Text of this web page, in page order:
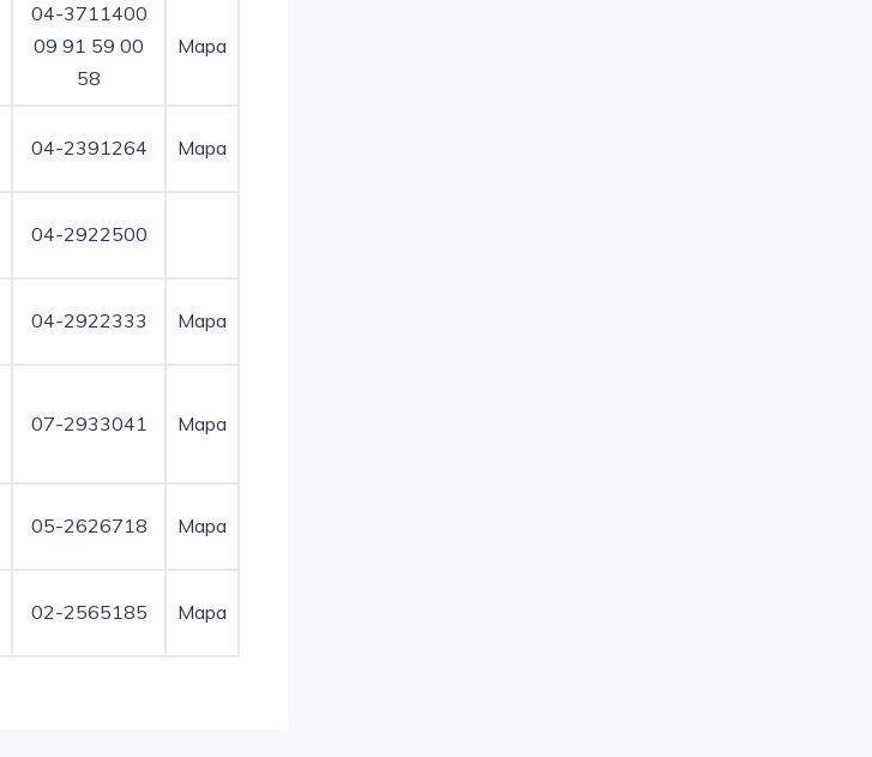
04-3711400
09 91 59 00
58
Mapa
04-2391264 Mapa
04-2922500
04-2922333 Mapa
07-2933041 Mapa
05-2626718 Mapa
02-2565185 Mapa